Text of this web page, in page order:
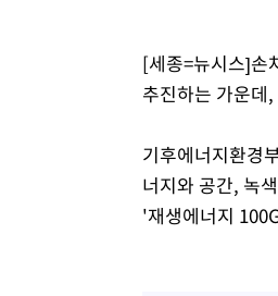
손흥민, 5경기 연속골 실
내일까지 39도 '펄펄'…기
[세종=뉴시스]손
추진하는 가운데
기후에너지환경
너지와 공간, 녹
'재생에너지